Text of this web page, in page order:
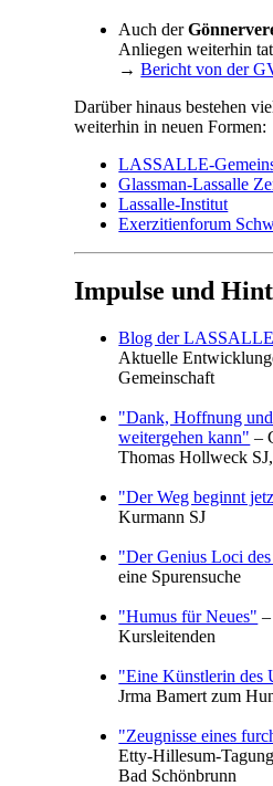
Auch der
Anliegen weiterhin
→Bericht von der
Darüber hinaus bestehen
weiterhin in neuen Formen:
LASSALLE-
Glassman-Lassalle
Lassalle-Institut
Exerzitienforum
Impulse und
Blog der
Aktuelle
Gemeinschaft
"Dank, Hoffnung
weitergehen kann" –
Thomas Hollweck
"Der Weg beginnt
Kurmann SJ
"Der Genius Loci
eine Spurensuche
"Humus für Neues"
Kursleitenden
"Eine Künstlerin des
Jrma Bamert zum
"Zeugnisse eines
Etty-Hillesum-
Bad Schönbrunn